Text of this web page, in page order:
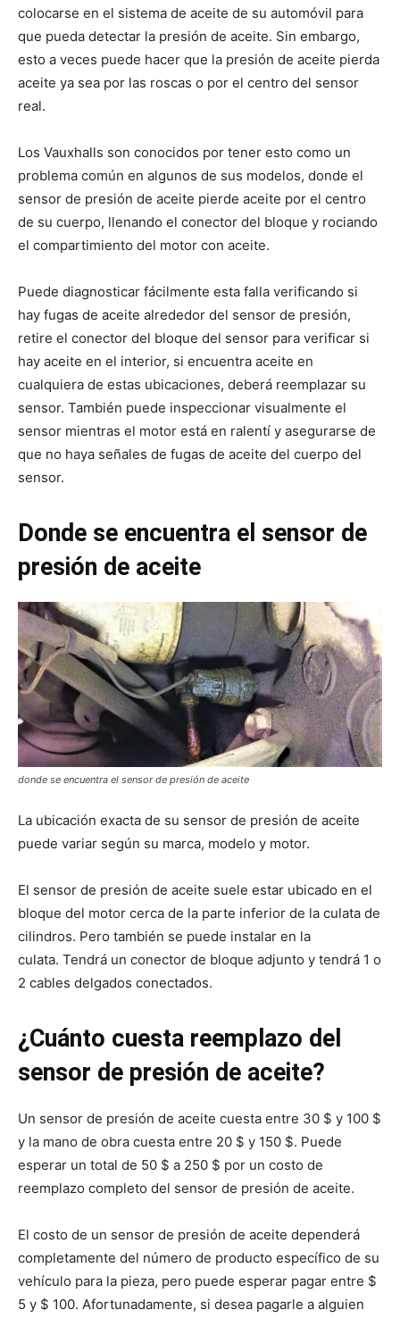
colocarse en el sistema de aceite de su automóvil para
que pueda detectar la presión de aceite. Sin embargo,
esto a veces puede hacer que la presión de aceite pierda
aceite ya sea por las roscas o por el centro del sensor
real.
Los Vauxhalls son conocidos por tener esto como un
problema común en algunos de sus modelos, donde el
sensor de presión de aceite pierde aceite por el centro
de su cuerpo, llenando el conector del bloque y rociando
el compartimiento del motor con aceite.
Puede diagnosticar fácilmente esta falla verificando si
hay fugas de aceite alrededor del sensor de presión,
retire el conector del bloque del sensor para verificar si
hay aceite en el interior, si encuentra aceite en
cualquiera de estas ubicaciones, deberá reemplazar su
sensor. También puede inspeccionar visualmente el
sensor mientras el motor está en ralentí y asegurarse de
que no haya señales de fugas de aceite del cuerpo del
sensor.
Donde se encuentra el sensor de
presión de aceite
donde se encuentra el sensor de presión de aceite
La ubicación exacta de su sensor de presión de aceite
puede variar según su marca, modelo y motor.
El sensor de presión de aceite suele estar ubicado en el
bloque del motor cerca de la parte inferior de la culata de
cilindros. Pero también se puede instalar en la
culata. Tendrá un conector de bloque adjunto y tendrá 1 o
2 cables delgados conectados.
¿Cuánto cuesta reemplazo del
sensor de presión de aceite?
Un sensor de presión de aceite cuesta entre 30 $ y 100 $
y la mano de obra cuesta entre 20 $ y 150 $. Puede
esperar un total de 50 $ a 250 $ por un costo de
reemplazo completo del sensor de presión de aceite.
El costo de un sensor de presión de aceite dependerá
completamente del número de producto específico de su
vehículo para la pieza, pero puede esperar pagar entre $
5 y $ 100. Afortunadamente, si desea pagarle a alguien